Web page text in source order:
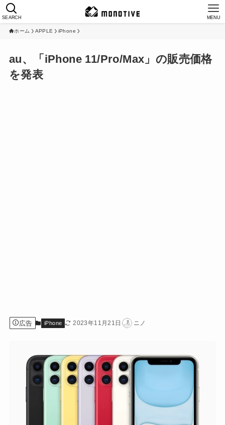
SEARCH MENU
ホーム APPLE iPhone
au、「iPhone 11/Pro/Max」の販売価格
を発表
広告 iPhone 2023年11月21日 ニノ